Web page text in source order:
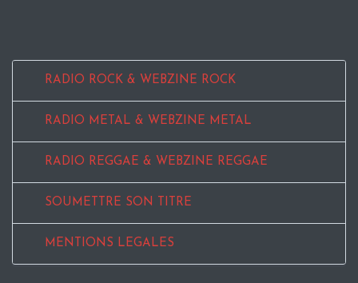
RADIO ROCK & WEBZINE ROCK
RADIO METAL & WEBZINE METAL
RADIO REGGAE & WEBZINE REGGAE
SOUMETTRE SON TITRE
MENTIONS LEGALES